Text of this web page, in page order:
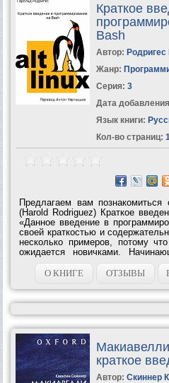
Краткое
Bash
Автор:
Жанр:
Серия: 3
Дата
Язык книги:
Кол-во страниц:
Предлагаем вам познакомиться
(Harold Rodriguez) Краткое
«Данное введение в
своей краткостью и
несколько примеров, потому
ожидается новичками.
отправная точка для начала
справочник. Удачного...
О КНИГЕ ОТЗЫВЫ
краткое
Автор: Скиннер